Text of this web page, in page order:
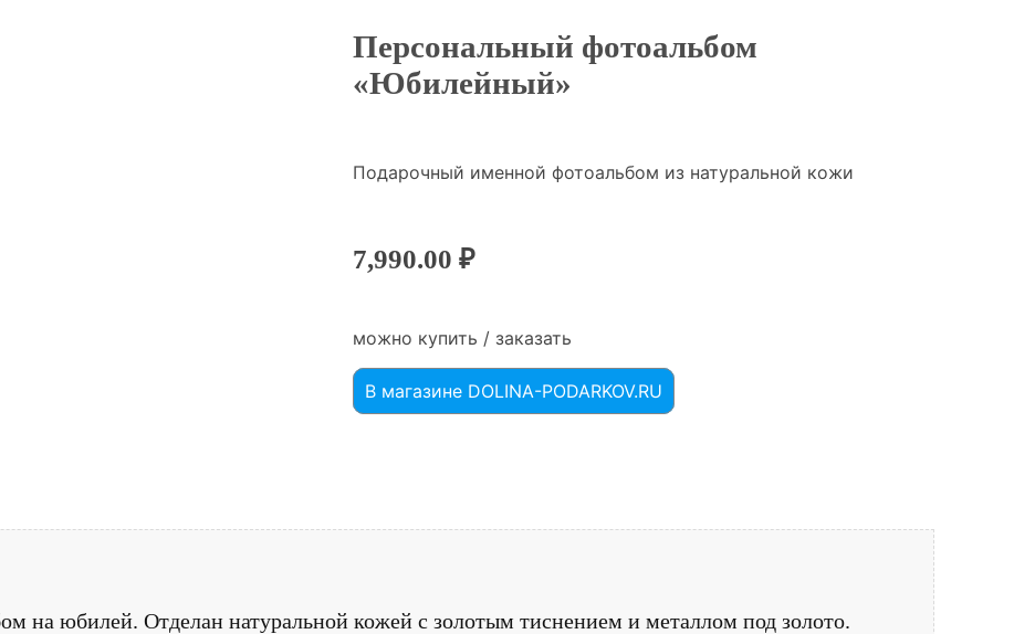
Персональный фотоальбом
«Юбилейный»
Подарочный именной фотоальбом из натуральной кожи
7,990.00₽
можно купить / заказать
В магазине DOLINA-PODARKOV.RU
на юбилей. Отделан натуральной кожей с золотым тиснением и металлом под золото.